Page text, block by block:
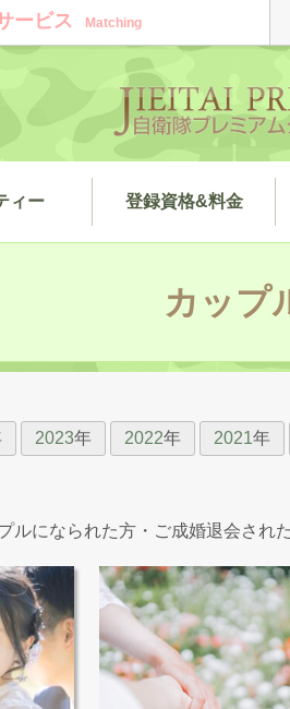
ービス Matching
ィー 登録資格&料金
カップ
2023年 2022年 2021年
ルになられた方・ご成婚退会され